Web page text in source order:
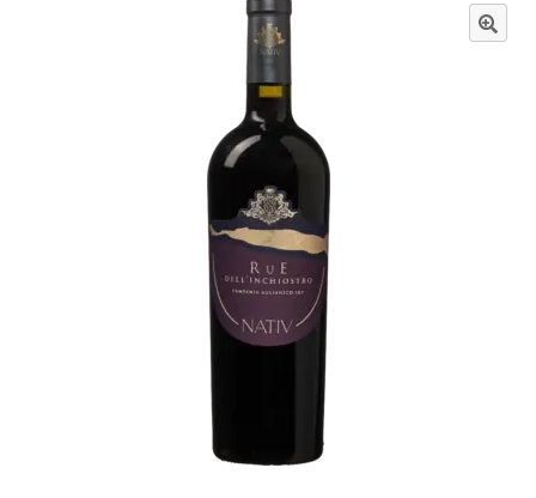
Wijnpakketten
Kleine flesjes
Magnums
Cadeaubonnen